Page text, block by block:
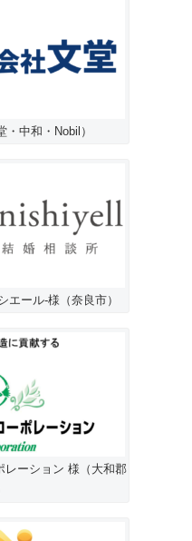
中和・Nobil）
ール-様（奈良市）
レーション 様（大和郡